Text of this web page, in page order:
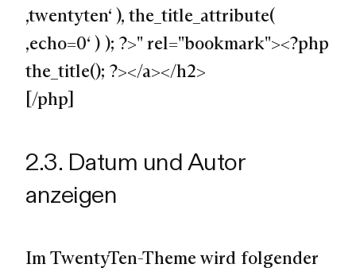
‚twentyten‘ ), the_title_attribute(
‚echo=0‘ ) ); ?>" rel="bookmark"><?php
the_title(); ?></a></h2>
[/php]
2.3. Datum und Autor
anzeigen
Im TwentyTen-Theme wird folgender